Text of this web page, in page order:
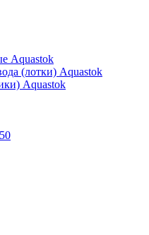
Aquastok
(лотки) Aquastok
Aquastok